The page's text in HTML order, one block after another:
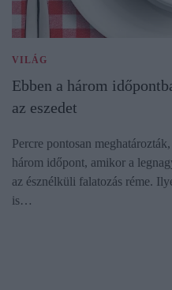
VILÁG
Ebben a három
az eszedet
Percre pontosan
három időpont, amikor a
az észnélküli falatozás réme.
is…